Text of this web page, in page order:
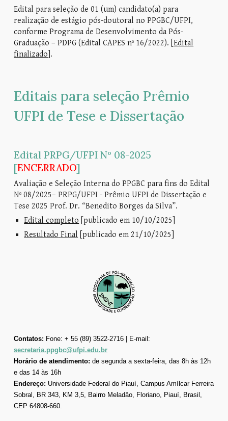
Edital para seleção de 01 (um) candidato(a) para
realização de estágio pós-doutoral no PPGBC/UFPI,
conforme Programa de Desenvolvimento da Pós-
Graduação – PDPG (Edital CAPES nº 16/2022). [Edital
finalizado ].
Editais para seleção Prêmio
UFPI de Tese e Dissertação
Edital PRPG/UFPI Nº 08-2025
[ENCERRADO]
Avaliação e Seleção Interna do PPGBC para fins do Edital
Nº 08/2025– PRPG/UFPI - Prêmio UFPI de Dissertação e
Tese 2025 Prof. Dr. “Benedito Borges da Silva”.
Edital completo [publicado em 10/10/2025
Resultado Final [publicado em21/10/2025
Contatos: Fone: + 55 (89) 3522-2716 | E-mail:
secretaria.ppgbc@ufpi.edu.br
Horário de atendimento: de segunda a sexta-feira, das 8h às 12h
e das 14 às 16h
Endereço: Universidade Federal do Piauí, Campus Amílcar Ferreira
Sobral, BR 343, KM 3,5, Bairro Meladão, Floriano, Piauí, Brasil,
CEP 64808-660.